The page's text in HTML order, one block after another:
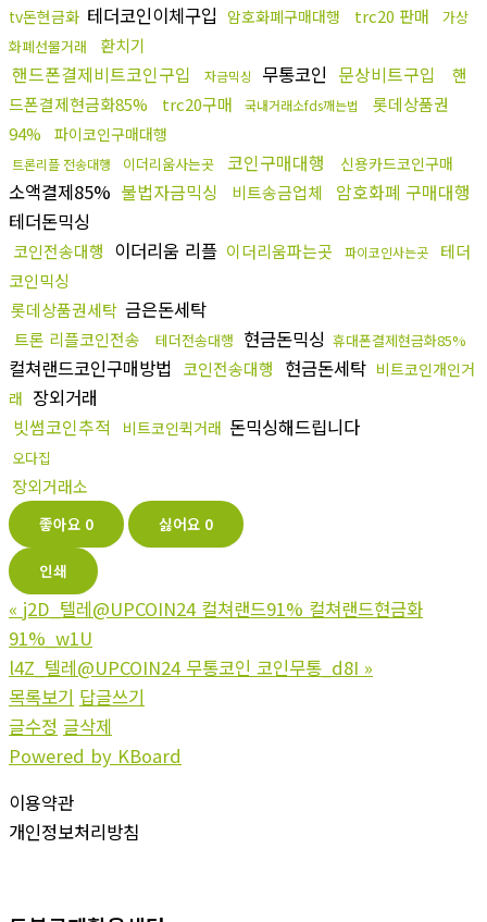
tv돈현금화 테더코인이체구입 암호화폐구매대행 trc20 판매
가상
화폐선물거래
환치기
핸드폰결제비트코인구입 자금믹싱 무통코인 문상비트구입
핸
드폰결제현금화85%
trc20구매 국내거래소fds깨는법
롯데상품권
94%
파이코인구매대행
트론리플 전송대행 이더리움사는곳 코인구매대행 신용카드코인구매
소액결제85% 불법자금믹싱 비트송금업체
암호화폐 구매대행
테더돈믹싱
코인전송대행 이더리움 리플 이더리움파는곳 파이코인사는곳
테더
코인믹싱
롯데상품권세탁 금은돈세탁
트론 리플코인전송 테더전송대행 현금돈믹싱 휴대폰결제현금화85%
컬쳐랜드코인구매방법 코인전송대행 현금돈세탁 비트코인개인거
래 장외거래
빗썸코인추적
비트코인퀵거래 돈믹싱해드립니다
오다집
장외거래소
좋아요 0 싫어요 0
인쇄
« j2D_텔레@UPCOIN24 컬쳐랜드91% 컬쳐랜드현금화
91%_w1U
l4Z_텔레@UPCOIN24 무통코인 코인무통_d8I »
목록보기 답글쓰기
글수정 글삭제
Powered by KBoard
이용약관
개인정보처리방침